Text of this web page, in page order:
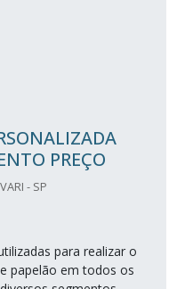
PREÇO
- SP
para realizar o
papelão em todos os